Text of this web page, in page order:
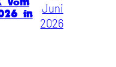
in
Juni
2026